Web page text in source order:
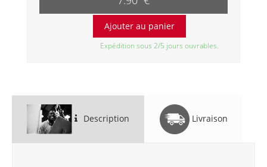
Expédition sous 2/5 jours ouvrables.
Description Livraison